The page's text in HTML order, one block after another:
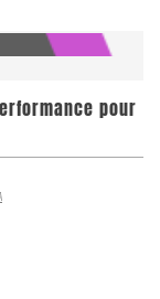
pour